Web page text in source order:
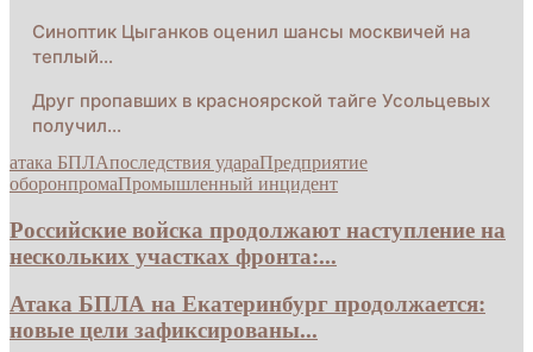
Синоптик Цыганков оценил шансы москвичей на
теплый…
Друг пропавших в красноярской тайге Усольцевых
получил…
атака БПЛАпоследствия удараПредприятие
оборонпромаПромышленный инцидент
Российские войска продолжают наступление на
нескольких участках фронта:...
Атака БПЛА на Екатеринбург продолжается:
новые цели зафиксированы...